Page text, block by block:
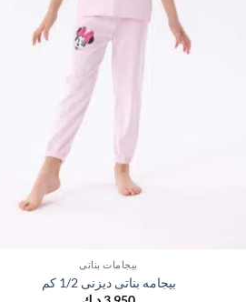
بيجامات بناتي
بيجامه بناتى ديزنى 1/2 كم